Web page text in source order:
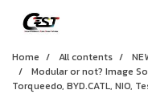
Home All contents
Modular or not? Image
Torqueedo, BYD.CATL, NIO,